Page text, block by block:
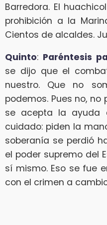
Barredora. El
prohibición a la
Cientos de alcaldes.
Quinto: Paréntesis
se dijo que el
nuestro. Que no
podemos. Pues no,
se acepta la ayuda
cuidado: piden la
soberanía se perdió
el poder supremo del
sí mismo. Eso se fue
con el crimen a